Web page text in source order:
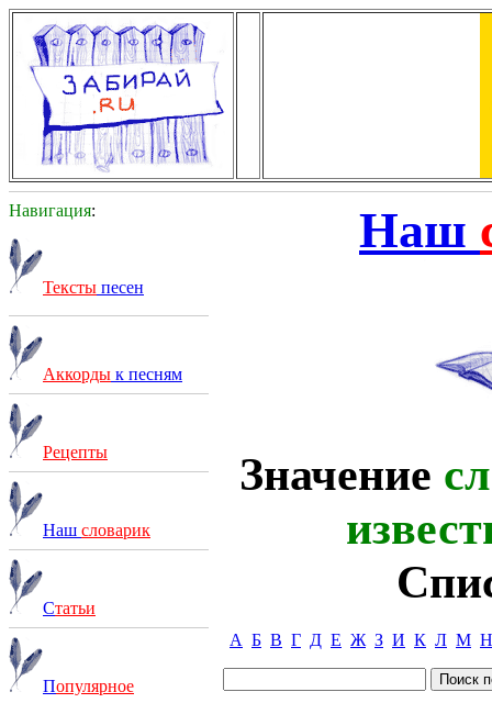
Навигация:
Тексты песен
Аккорды к песням
Рецепты
Наш словарик
Статьи
Популярное
Наш
Значение
А Б В Г Д Е Ж З И К Л М Н